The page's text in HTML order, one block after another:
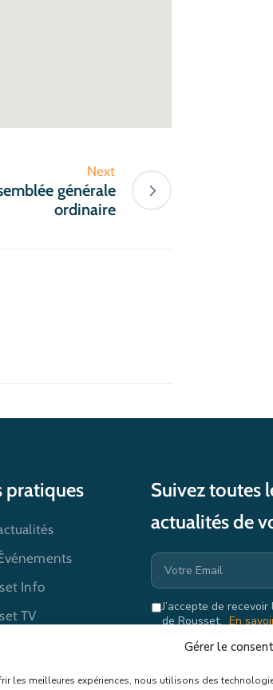
Gérer le
les meilleures expériences, nous utilisons des
Next
générale
ordinaire
pratiques
Info
TV
Suivez toutes
actualités de
J’accepte de
de Rousset. En